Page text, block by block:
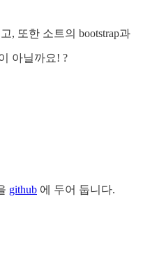
, 또한 소트의 bootstrap과
아닐까요! ?
github 에 두어 둡니다.